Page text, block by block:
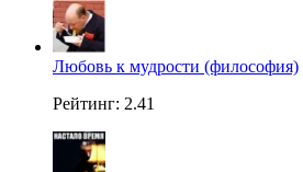
Любовь к мудрости (философия)
Рейтинг: 2.41